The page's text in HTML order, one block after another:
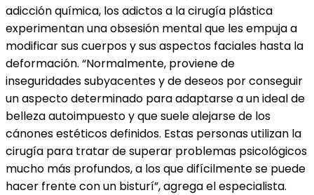
adicción química, los adictos a la cirugía plástica
experimentan una obsesión mental que les empuja a
modificar sus cuerpos y sus aspectos faciales hasta la
deformación. “Normalmente, proviene de
inseguridades subyacentes y de deseos por conseguir
un aspecto determinado para adaptarse a un ideal de
belleza autoimpuesto y que suele alejarse de los
cánones estéticos definidos. Estas personas utilizan la
cirugía para tratar de superar problemas psicológicos
mucho más profundos, a los que difícilmente se puede
hacer frente con un bisturí”, agrega el especialista.